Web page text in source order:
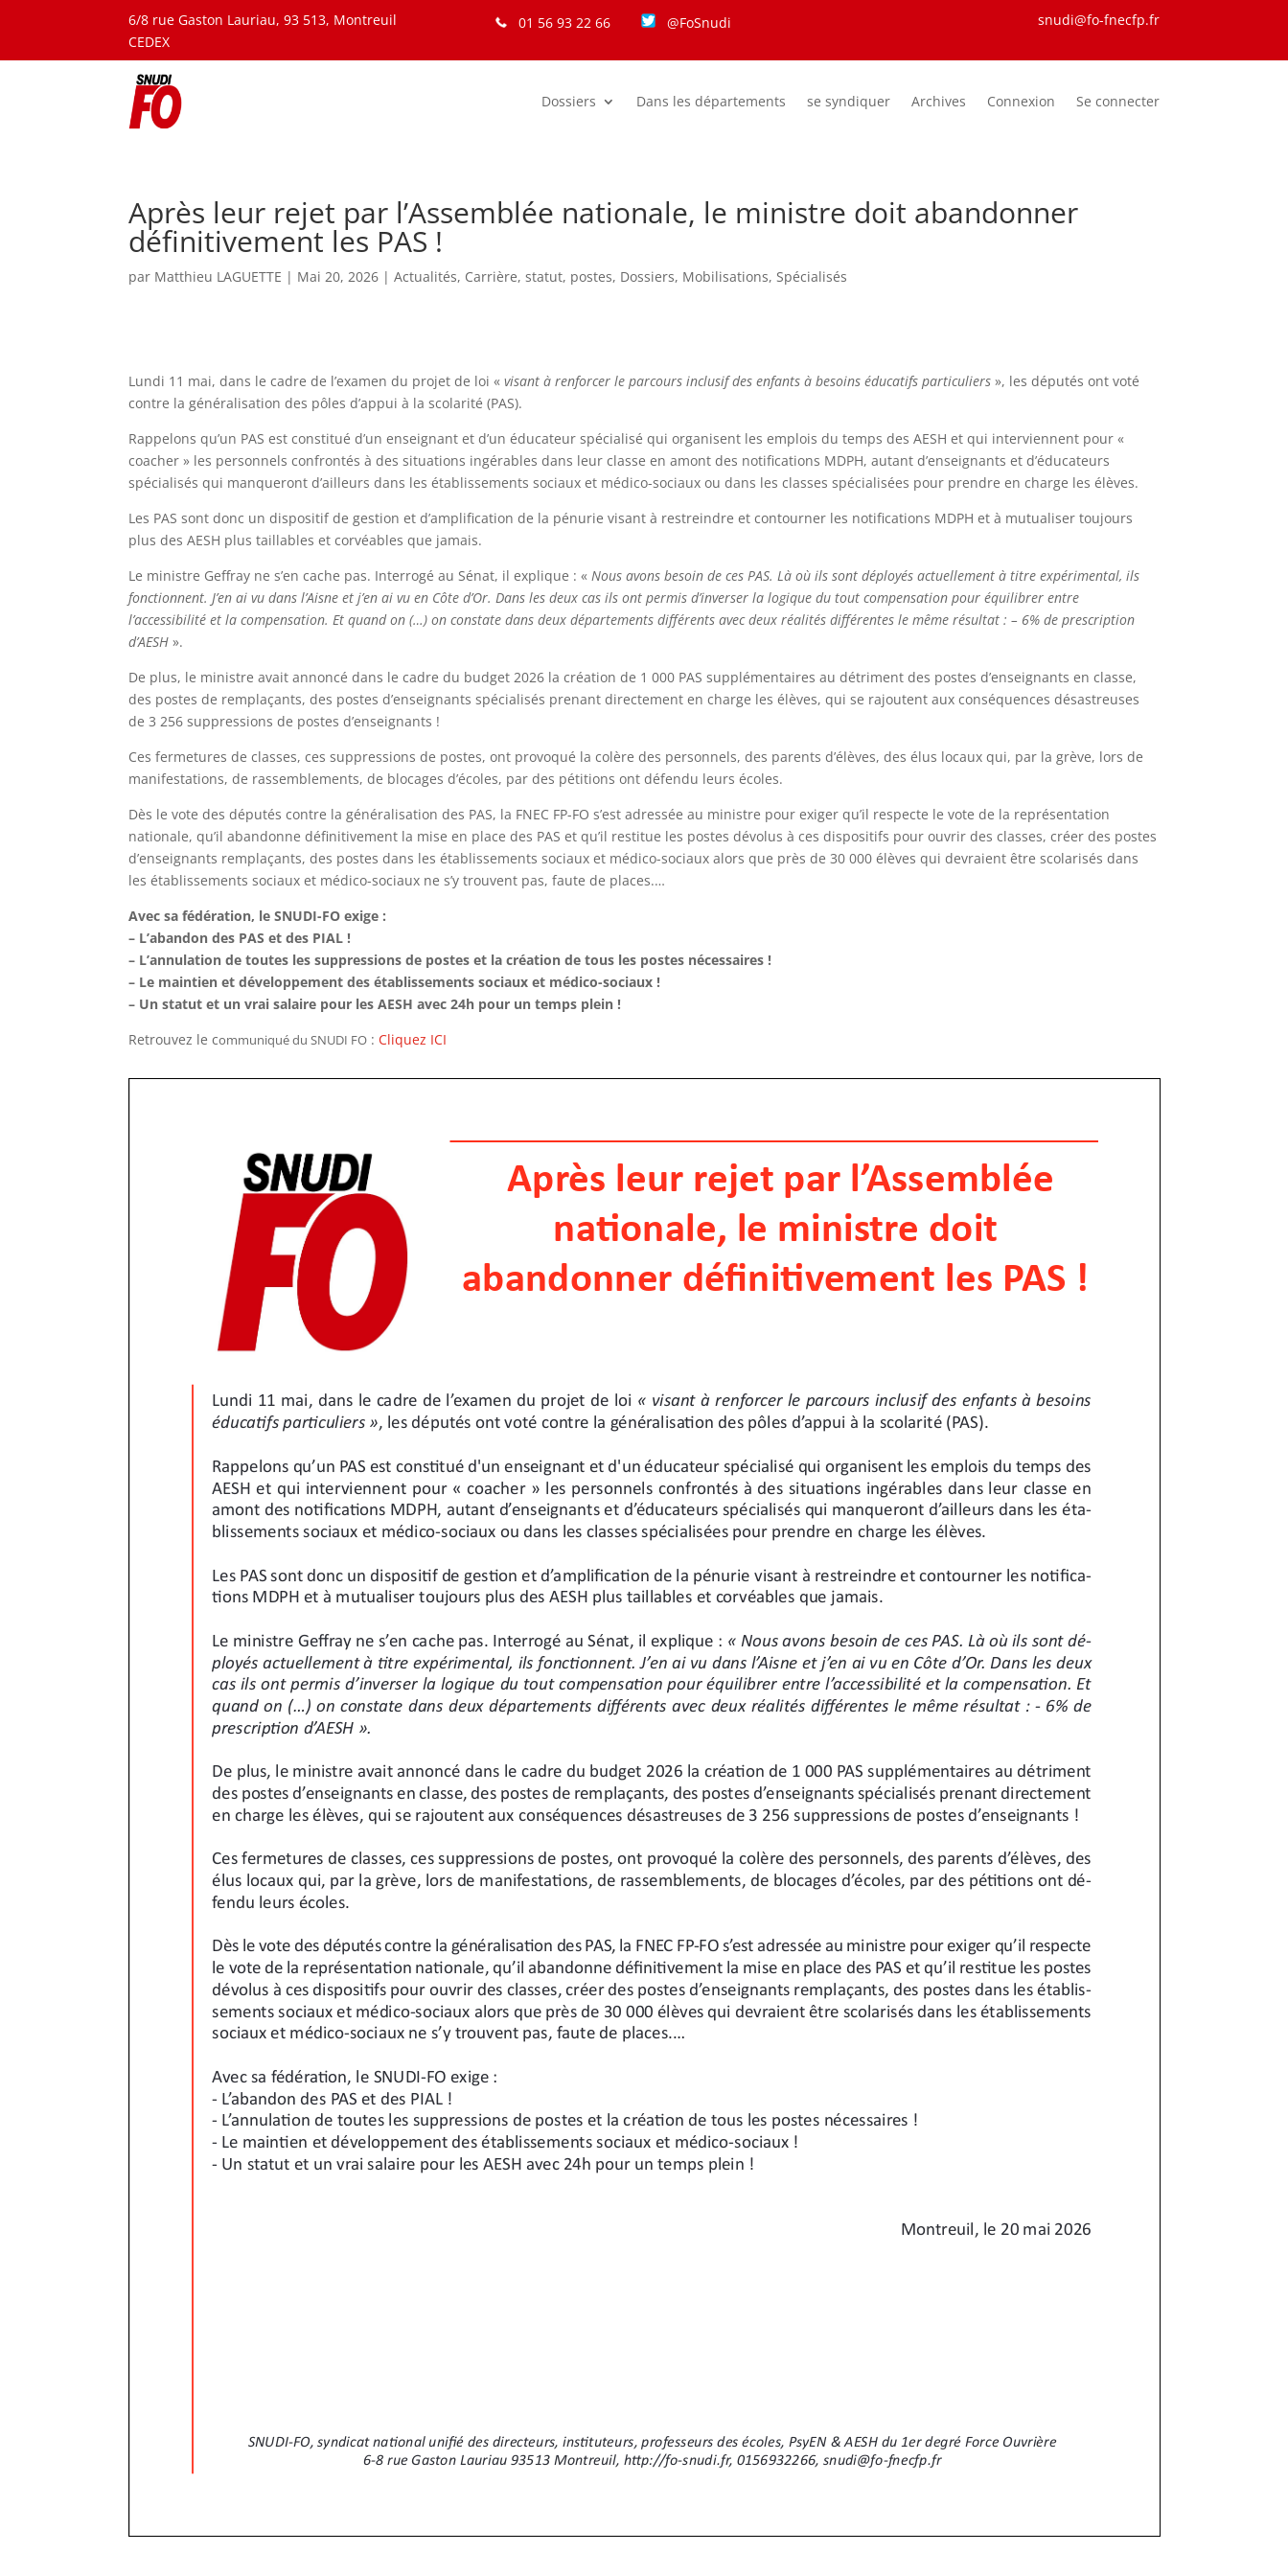
6/8 rue Gaston Lauriau, 93 513, Montreuil
CEDEX
01 56 93 22 66 @FoSnudi snudi@fo-fnecfp.fr
Dossiers Dans les départements se syndiquer Archives Connexion Se connecter
Après leur rejet par l’Assemblée nationale, le ministre doit abandonner
définitivement les PAS !
par Matthieu LAGUETTE | Mai 20, 2026 |Actualités, Carrière, statut, postes, Dossiers, Mobilisations,Spécialisés
Lundi 11 mai, dans le cadre de l’examen du projet de loi «visant à renforcer le parcours inclusif des enfants à besoins éducatifs particuliers », les députés ont voté
contre la généralisation des pôles d’appui à la scolarité (PAS).
Rappelons qu’un PAS est constitué d’un enseignant et d’un éducateur spécialisé qui organisent les emplois du temps des AESH et qui interviennent pour «
coacher » les personnels confrontés à des situations ingérables dans leur classe en amont des notifications MDPH, autant d’enseignants et d’éducateurs
spécialisés qui manqueront d’ailleurs dans les établissements sociaux et médico-sociaux ou dans les classes spécialisées pour prendre en charge les élèves.
Les PAS sont donc un dispositif de gestion et d’amplification de la pénurie visant à restreindre et contourner les notifications MDPH et à mutualiser toujours
plus des AESH plus taillables et corvéables que jamais.
Le ministre Geffray ne s’en cache pas. Interrogé au Sénat, il explique : « Nous avons besoin de ces PAS. Là où ils sont déployés actuellement à titre expérimental, ils
fonctionnent. J’en ai vu dans l’Aisne et j’en ai vu en Côte d’Or. Dans les deux cas ils ont permis d’inverser la logique du tout compensation pour équilibrer entre
l’accessibilité et la compensation. Et quand on (…) on constate dans deux départements différents avec deux réalités différentes le même résultat : – 6% de prescription
d’AESH ».
De plus, le ministre avait annoncé dans le cadre du budget 2026 la création de 1 000 PAS supplémentaires au détriment des postes d’enseignants en classe,
des postes de remplaçants, des postes d’enseignants spécialisés prenant directement en charge les élèves, qui se rajoutent aux conséquences désastreuses
de 3 256 suppressions de postes d’enseignants !
Ces fermetures de classes, ces suppressions de postes, ont provoqué la colère des personnels, des parents d’élèves, des élus locaux qui, par la grève, lors de
manifestations, de rassemblements, de blocages d’écoles, par des pétitions ont défendu leurs écoles.
Dès le vote des députés contre la généralisation des PAS, la FNEC FP-FO s’est adressée au ministre pour exiger qu’il respecte le vote de la représentation
nationale, qu’il abandonne définitivement la mise en place des PAS et qu’il restitue les postes dévolus à ces dispositifs pour ouvrir des classes, créer des postes
d’enseignants remplaçants, des postes dans les établissements sociaux et médico-sociaux alors que près de 30 000 élèves qui devraient être scolarisés dans
les établissements sociaux et médico-sociaux ne s’y trouvent pas, faute de places.…
Avec sa fédération, le SNUDI-FO exige :
– L’abandon des PAS et des PIAL !
– L’annulation de toutes les suppressions de postes et la création de tous les postes nécessaires !
– Le maintien et développement des établissements sociaux et médico-sociaux !
– Un statut et un vrai salaire pour les AESH avec 24h pour un temps plein !
Retrouvez le communiqué du SNUDI FO :Cliquez ICI